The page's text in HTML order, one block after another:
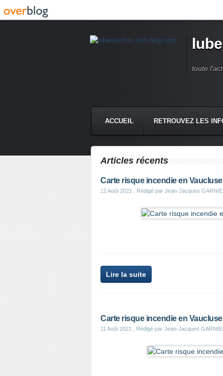
toute
ACCUEIL RETROUVEZ LES
Articles récents
Carte risque incendie en
12 Août 2021 , Rédigé par Jean-Jacques
Lire la suite
Carte risque incendie en
11 Août 2021 , Rédigé par Jean-Jacques